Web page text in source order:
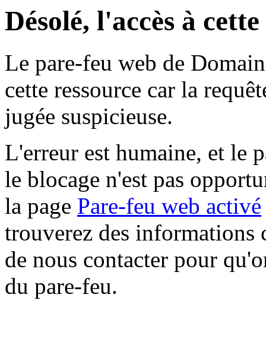
Désolé, l'accès à
Le pare-feu web de
cette ressource car la
jugée suspicieuse.
L'erreur est humaine, et le
le blocage n'est pas
la page Pare-feu web activé
trouverez des informations
de nous contacter pour
du pare-feu.